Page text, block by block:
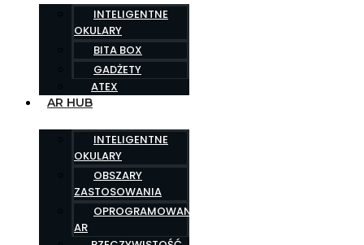
INTELIGENTNE
OKULARY
BITA BOX
GADŻETY
ATEX
AR HUB
INTELIGENTNE
OKULARY
OBSZARY
ZASTOSOWANIA
OPROGRAMOWANIE
AR